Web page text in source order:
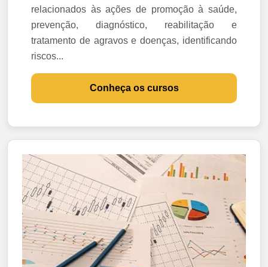
relacionados às ações de promoção à saúde,
prevenção, diagnóstico, reabilitação e
tratamento de agravos e doenças, identificando
riscos...
Conheça os cursos